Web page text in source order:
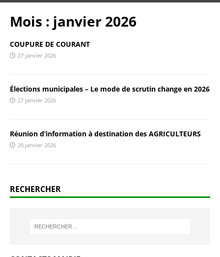
Mois : janvier 2026
COUPURE DE COURANT
27 janvier 2026
Élections municipales – Le mode de scrutin change en 2026
27 janvier 2026
Réunion d’information à destination des AGRICULTEURS
20 janvier 2026
RECHERCHER